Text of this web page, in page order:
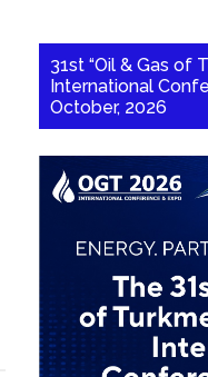
31st “Oil & Gas of
International
October, 2026